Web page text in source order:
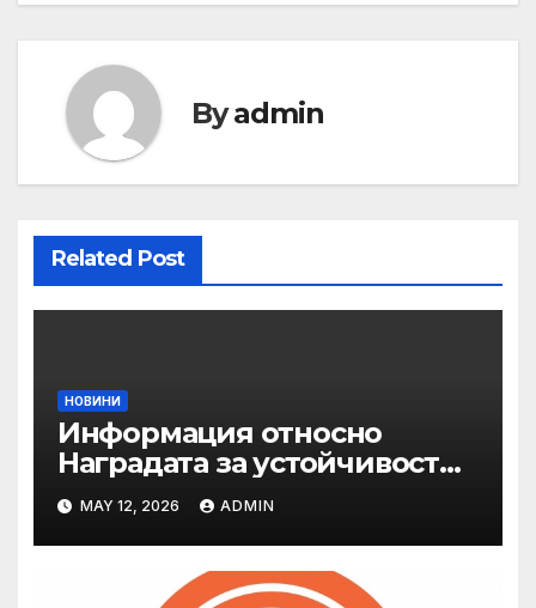
Byadmin
Related Post
НОВИНИ
Информация относно
Наградата за устойчивост
на ОАЕ „Зайед“
MAY 12, 2026 ADMIN